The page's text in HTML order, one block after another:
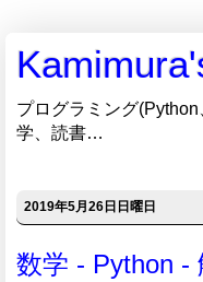
プログラミング
学、読書…
2019年5月26日日曜日
数学 - Python -